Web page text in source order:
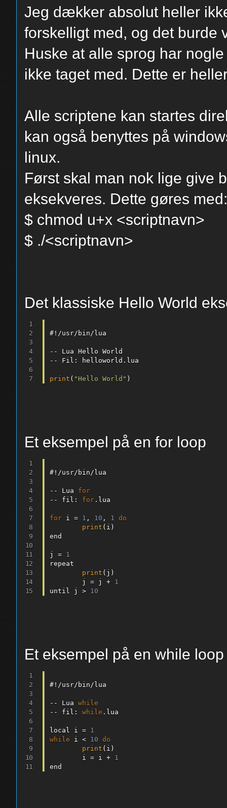
Jeg dækker absolut heller
forskelligt med, og det
Huske at alle sprog har
ikke taget med. Dette er
Alle scriptene kan startes
kan også benyttes på
linux.
Først skal man nok lige give
eksekveres. Dette gøres
$ chmod u+x <scriptnavn>
$ ./<scriptnavn>
Det klassiske Hello World
#! /usr/ bin/lua
--
--
Fil : helloworld . lua
print ( "Hello World" )
Et eksempel på en for loop
#! /usr/ bin/lua
-- Lua for
--
fil : for. lua
for i = 1 , 10 , 1 do
print ( i )
end
j =
1
repeat
print ( j )
        j
= j +
1
until j > 10
Et eksempel på en while loop
#! /usr/ bin/lua
-- Lua while
--
fil : while . lua
local i =
1
while i < 10 do
print ( i )
        i
= i +
1